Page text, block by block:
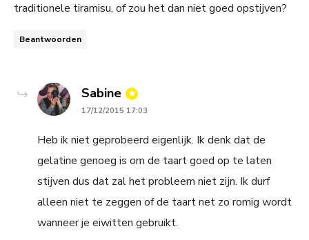
traditionele tiramisu, of zou het dan niet goed opstijven?
Beantwoorden
Sabine says:
17/12/2015 17:03
Heb ik niet geprobeerd eigenlijk. Ik denk dat de
gelatine genoeg is om de taart goed op te laten
stijven dus dat zal het probleem niet zijn. Ik durf
alleen niet te zeggen of de taart net zo romig wordt
wanneer je eiwitten gebruikt.